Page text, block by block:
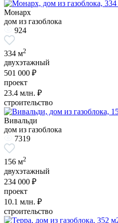
Монарх
дом из газоблока
924
334 м2
двухэтажный
501 000 ₽
проект
23.4 млн. ₽
строительство
Вивальди
дом из газоблока
7319
156 м2
двухэтажный
234 000 ₽
проект
10.1 млн. ₽
строительство